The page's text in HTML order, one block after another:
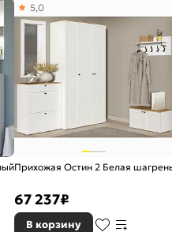
Прихожая Остин 2 Белая
5,0
67 237₽
В корзину